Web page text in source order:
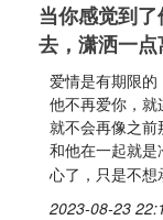
当你感觉到
去，潇洒一
爱情是有期限的
他不再爱你，
就不会再像之前
和他在一起就
心了，只是不
2023-08-23